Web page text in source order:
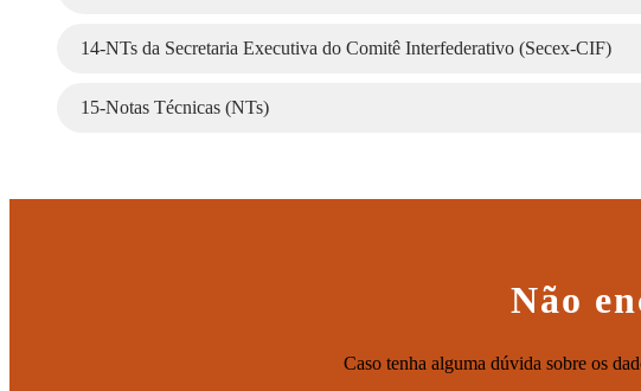
14-NTs da Secretaria Executiva do Comitê Interfederativo (Secex-CIF)
15-Notas Técnicas (NTs)
Não
Caso tenha alguma dúvida sobre os